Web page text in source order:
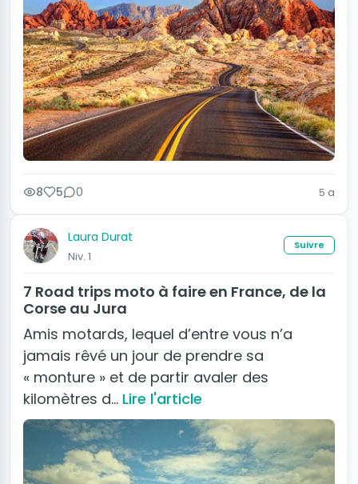
8 5 0 5 a
Laura Durat
Niv. 1
Suivre
7 Road trips moto à faire en France, de la
Corse au Jura
Amis motards, lequel d’entre vous n’a
jamais rêvé un jour de prendre sa
« monture » et de partir avaler des
kilomètres d… Lire l'article